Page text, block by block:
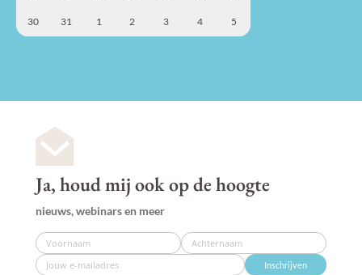
30 31 1 2 3 4 5
Ja, houd mij ook op de hoogte
nieuws, webinars en meer
Inschrijven